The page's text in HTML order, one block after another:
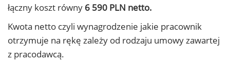
łączny koszt równy 6 590 PLN netto.
Kwota netto czyli wynagrodzenie jakie pracownik
otrzymuje na rękę zależy od rodzaju umowy zawartej
z pracodawcą.